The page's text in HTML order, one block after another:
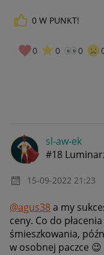
0 W PUNKT!
0 0 0
sl-aw-ek
#18
‎15-09-2022 21:23
@agus38a my
ceny. Co do
śmieszkowania,
w osobnej paczce 😉